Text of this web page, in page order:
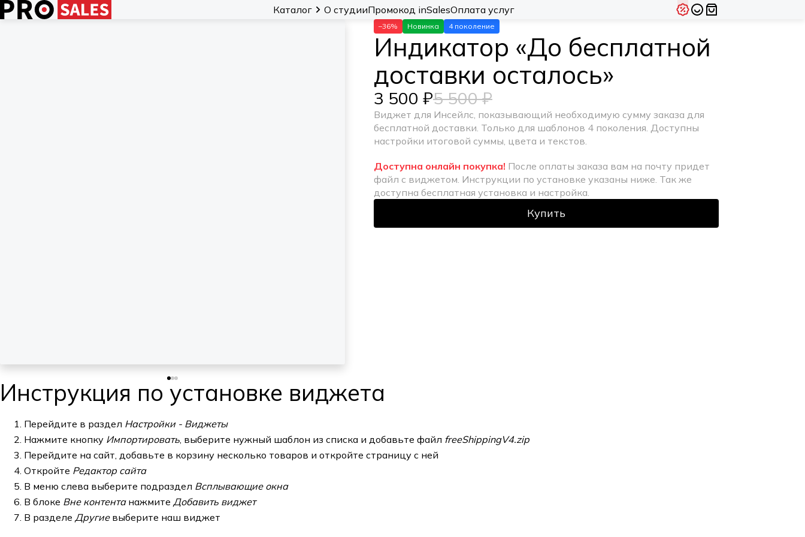
Каталог О студииПромокод inSalesОплата услуг
–36% Новинка 4 поколение
Индикатор «До бесплатной
доставки осталось»
3 500 ₽5 500 ₽
Виджет для Инсейлс, показывающий необходимую сумму заказа для
бесплатной доставки. Только для шаблонов 4 поколения. Доступны
настройки итоговой суммы, цвета и текстов.
Доступна онлайн покупка! После оплаты заказа вам на почту придет
файл с виджетом. Инструкции по установке указаны ниже. Так же
доступна бесплатная установка и настройка.
Купить
Инструкция по установке виджета
Перейдите в раздел Настройки - Виджеты
Нажмите кнопку Импортировать, выберите нужный шаблон из списка и добавьте файл freeShippingV4.zip
Перейдите на сайт, добавьте в корзину несколько товаров и откройте страницу с ней
Откройте Редактор сайта
В меню слева выберите подраздел Всплывающие окна
В блоке Вне контентанажмите Добавить виджет
В разделе Другие выберите наш виджет